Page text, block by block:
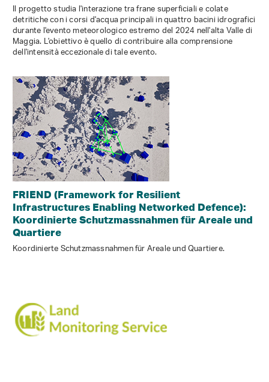
Il progetto studia l'interazione tra frane superficiali e colate
detritiche con i corsi d'acqua principali in quattro bacini idrografici
durante l'evento meteorologico estremo del 2024 nell'alta Valle di
Maggia. L'obiettivo è quello di contribuire alla comprensione
dell'intensità eccezionale di tale evento.
FRIEND (Framework for Resilient
Infrastructures Enabling Networked Defence):
Koordinierte Schutzmassnahmen für Areale und
Quartiere
Koordinierte Schutzmassnahmen für Areale und Quartiere.